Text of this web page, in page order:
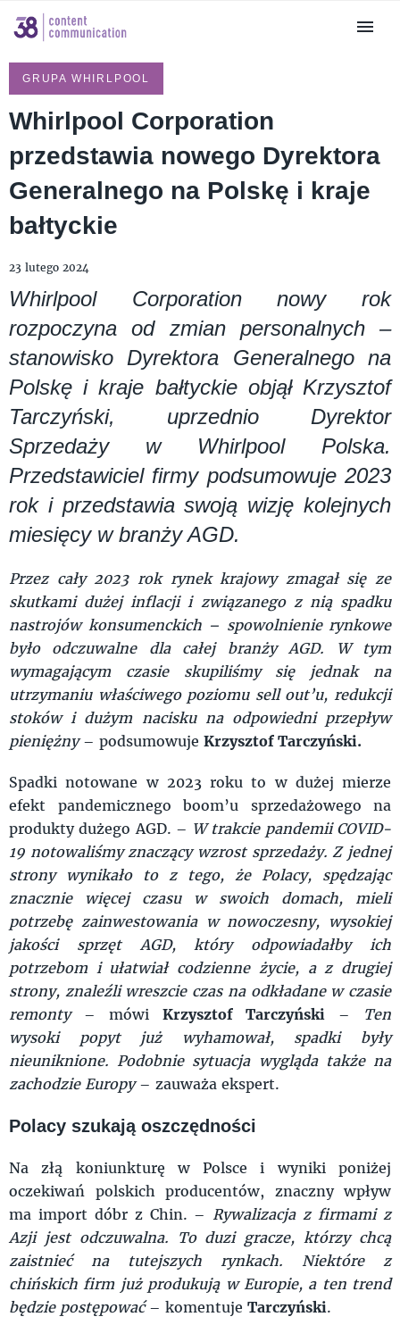
GRUPA WHIRLPOOL
Whirlpool Corporation
przedstawia nowego Dyrektora
Generalnego na Polskę i kraje
bałtyckie
23 lutego 2024
Whirlpool Corporation nowy rok
rozpoczyna od zmian personalnych –
stanowisko Dyrektora Generalnego na
Polskę i kraje bałtyckie objął Krzysztof
Tarczyński, uprzednio Dyrektor
Sprzedaży w Whirlpool Polska.
Przedstawiciel firmy podsumowuje 2023
rok i przedstawia swoją wizję kolejnych
miesięcy w branży AGD.
Przez cały 2023 rok rynek krajowy zmagał się ze
skutkami dużej inflacji i związanego z nią spadku
nastrojów konsumenckich – spowolnienie rynkowe
było odczuwalne dla całej branży AGD. W tym
wymagającym czasie skupiliśmy się jednak na
utrzymaniu właściwego poziomu sell out’u, redukcji
stoków i dużym nacisku na odpowiedni przepływ
pieniężny– podsumowuje Krzysztof Tarczyński.
Spadki notowane w 2023 roku to w dużej mierze
efekt pandemicznego boom’u sprzedażowego na
produkty dużego AGD. – W trakcie pandemii COVID-
19 notowaliśmy znaczący wzrost sprzedaży. Z jednej
strony wynikało to z tego, że Polacy, spędzając
znacznie więcej czasu w swoich domach, mieli
potrzebę zainwestowania w nowoczesny, wysokiej
jakości sprzęt AGD, który odpowiadałby ich
potrzebom i ułatwiał codzienne życie, a z drugiej
strony, znaleźli wreszcie czas na odkładane w czasie
remonty – mówi Krzysztof Tarczyński – Ten
wysoki popyt już wyhamował, spadki były
nieuniknione. Podobnie sytuacja wygląda także na
zachodzie Europy– zauważa ekspert.
Polacy szukają oszczędności
Na złą koniunkturę w Polsce i wyniki poniżej
oczekiwań polskich producentów, znaczny wpływ
ma import dóbr z Chin. – Rywalizacja z firmami z
Azji jest odczuwalna. To duzi gracze, którzy chcą
zaistnieć na tutejszych rynkach. Niektóre z
chińskich firm już produkują w Europie, a ten trend
będzie postępować– komentuje Tarczyński.